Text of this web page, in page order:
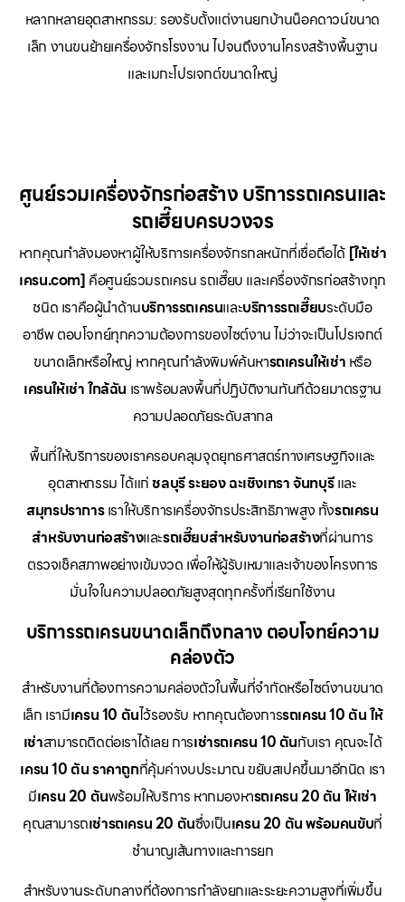
หลากหลายอุตสาหกรรม: รองรับตั้งแต่งานยกบ้านน็อคดาวน์ขนาด
เล็ก งานขนย้ายเครื่องจักรโรงงาน ไปจนถึงงานโครงสร้างพื้นฐาน
และเมกะโปรเจกต์ขนาดใหญ่
ศูนย์รวมเครื่องจักรก่อสร้าง บริการรถเครนและ
รถเฮี๊ยบครบวงจร
หากคุณกำลังมองหาผู้ให้บริการเครื่องจักรกลหนักที่เชื่อถือได้ [ให้เช่า
เครน.com] คือศูนย์รวมรถเครน รถเฮี๊ยบ และเครื่องจักรก่อสร้างทุก
ชนิด เราคือผู้นำด้านบริการรถเครนและบริการรถเฮี๊ยบระดับมือ
อาชีพ ตอบโจทย์ทุกความต้องการของไซต์งาน ไม่ว่าจะเป็นโปรเจกต์
ขนาดเล็กหรือใหญ่ หากคุณกำลังพิมพ์ค้นหารถเครนให้เช่า หรือ
เครนให้เช่าใกล้ฉัน เราพร้อมลงพื้นที่ปฏิบัติงานทันทีด้วยมาตรฐาน
ความปลอดภัยระดับสากล
พื้นที่ให้บริการของเราครอบคลุมจุดยุทธศาสตร์ทางเศรษฐกิจและ
อุตสาหกรรม ได้แก่ชลบุรีระยองฉะเชิงเทราจันทบุรีและ
สมุทรปราการเราให้บริการเครื่องจักรประสิทธิภาพสูง ทั้งรถเครน
สำหรับงานก่อสร้างและรถเฮี๊ยบสำหรับงานก่อสร้างที่ผ่านการ
ตรวจเช็คสภาพอย่างเข้มงวด เพื่อให้ผู้รับเหมาและเจ้าของโครงการ
มั่นใจในความปลอดภัยสูงสุดทุกครั้งที่เรียกใช้งาน
บริการรถเครนขนาดเล็กถึงกลาง ตอบโจทย์ความ
คล่องตัว
สำหรับงานที่ต้องการความคล่องตัวในพื้นที่จำกัดหรือไซต์งานขนาด
เล็ก เรามีเครน 10 ตันไว้รองรับ หากคุณต้องการรถเครน 10 ตัน ให้
เช่าสามารถติดต่อเราได้เลย การเช่ารถเครน 10 ตันกับเรา คุณจะได้
เครน 10 ตัน ราคาถูกที่คุ้มค่างบประมาณ ขยับสเปคขึ้นมาอีกนิด เรา
มีเครน 20 ตันพร้อมให้บริการ หากมองหารถเครน 20 ตัน ให้เช่า
คุณสามารถเช่ารถเครน 20 ตันซึ่งเป็นเครน 20 ตัน พร้อมคนขับที่
ชำนาญเส้นทางและการยก
สำหรับงานระดับกลางที่ต้องการกำลังยกและระยะความสูงที่เพิ่มขึ้น